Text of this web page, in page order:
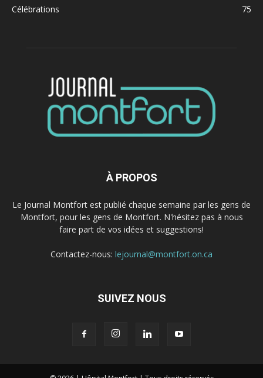
Célébrations
75
À PROPOS
Le Journal Montfort est publié chaque semaine par les gens de
Montfort, pour les gens de Montfort. N'hésitez pas à nous
faire part de vos idées et suggestions!
Contactez-nous: lejournal@montfort.on.ca
SUIVEZ NOUS